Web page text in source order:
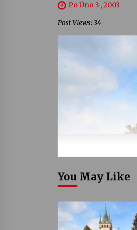
Po Úno 3 , 2003
Post Views: 34
You May Like